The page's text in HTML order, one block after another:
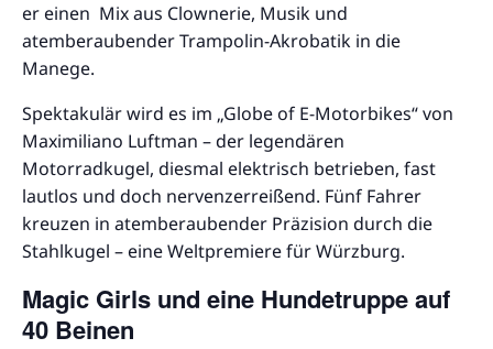
er einen Mix aus Clownerie, Musik und
atemberaubender Trampolin-Akrobatik in die
Manege.
Spektakulär wird es im „Globe of E-Motorbikes“ von
Maximiliano Luftman – der legendären
Motorradkugel, diesmal elektrisch betrieben, fast
lautlos und doch nervenzerreißend. Fünf Fahrer
kreuzen in atemberaubender Präzision durch die
Stahlkugel – eine Weltpremiere für Würzburg.
Magic Girls und eine Hundetruppe auf
40 Beinen